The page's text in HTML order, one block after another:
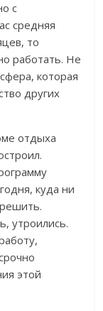
с
средняя
то
работать. Не
которая
других
отдыха
куда ни
утроились.
этой